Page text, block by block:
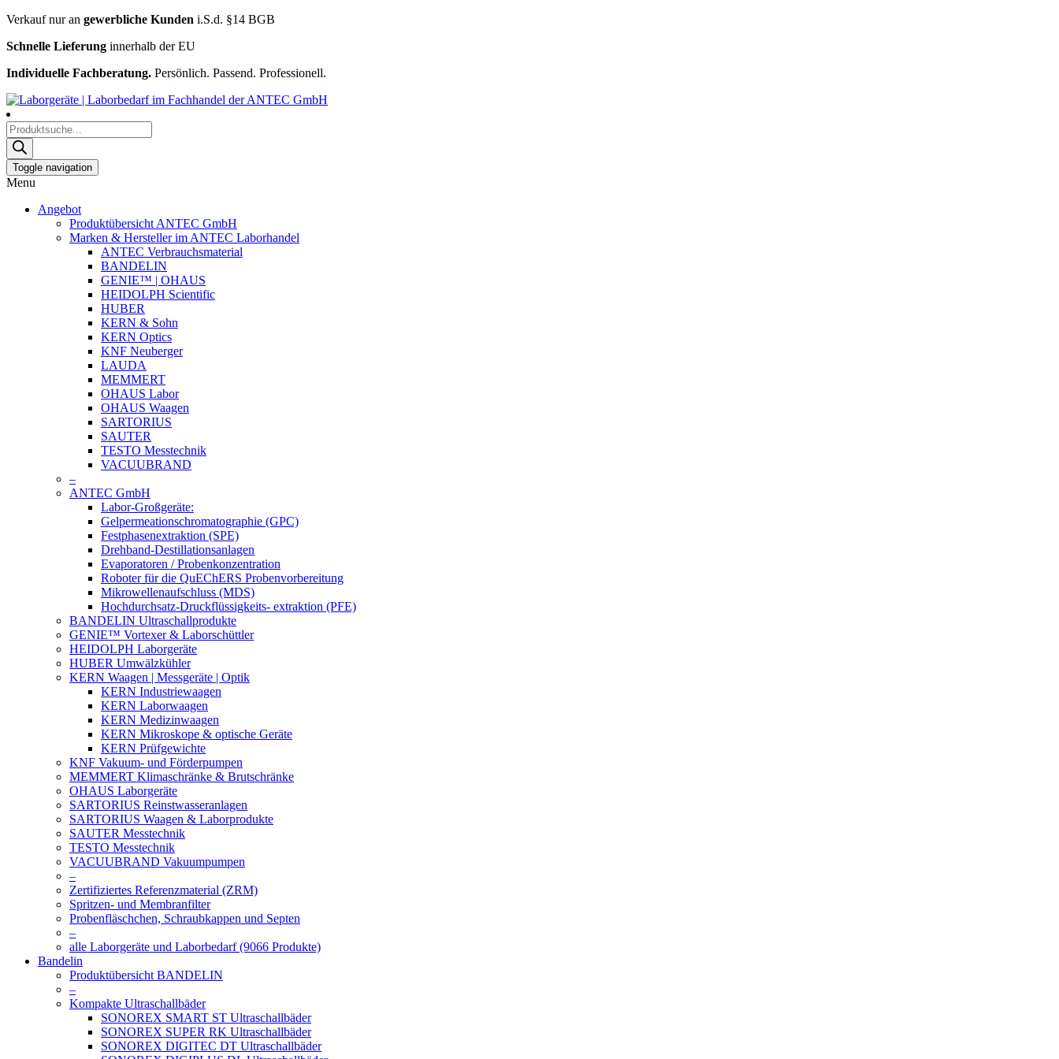
Verkauf nur an gewerbliche Kunden i.S.d. §14 BGB
Schnelle Lieferung innerhalb der EU
Individuelle Fachberatung. Persönlich. Passend. Professionell.
Products
search
Toggle navigation
Menu
Angebot
Produktübersicht ANTEC GmbH
Marken & Hersteller im ANTEC Laborhandel
ANTEC Verbrauchsmaterial
BANDELIN
GENIE™ | OHAUS
HEIDOLPH Scientific
HUBER
KERN & Sohn
KERN Optics
KNF Neuberger
LAUDA
MEMMERT
OHAUS Labor
OHAUS Waagen
SARTORIUS
SAUTER
TESTO Messtechnik
VACUUBRAND
–
ANTEC GmbH
Labor-Großgeräte:
Gelpermeationschromatographie (GPC)
Festphasenextraktion (SPE)
Drehband-Destillationsanlagen
Evaporatoren / Probenkonzentration
Roboter für die QuEChERS Probenvorbereitung
Mikrowellenaufschluss (MDS)
Hochdurchsatz-Druckflüssigkeits- extraktion (PFE)
BANDELIN Ultraschallprodukte
GENIE™ Vortexer & Laborschüttler
HEIDOLPH Laborgeräte
HUBER Umwälzkühler
KERN Waagen | Messgeräte | Optik
KERN Industriewaagen
KERN Laborwaagen
KERN Medizinwaagen
KERN Mikroskope & optische Geräte
KERN Prüfgewichte
KNF Vakuum- und Förderpumpen
MEMMERT Klimaschränke & Brutschränke
OHAUS Laborgeräte
SARTORIUS Reinstwasseranlagen
SARTORIUS Waagen & Laborprodukte
SAUTER Messtechnik
TESTO Messtechnik
VACUUBRAND Vakuumpumpen
–
Zertifiziertes Referenzmaterial (ZRM)
Spritzen- und Membranfilter
Probenfläschchen, Schraubkappen und Septen
–
alle Laborgeräte und Laborbedarf (9066 Produkte)
Bandelin
Produktübersicht BANDELIN
–
Kompakte Ultraschallbäder
SONOREX SMART ST Ultraschallbäder
SONOREX SUPER RK Ultraschallbäder
SONOREX DIGITEC DT Ultraschallbäder